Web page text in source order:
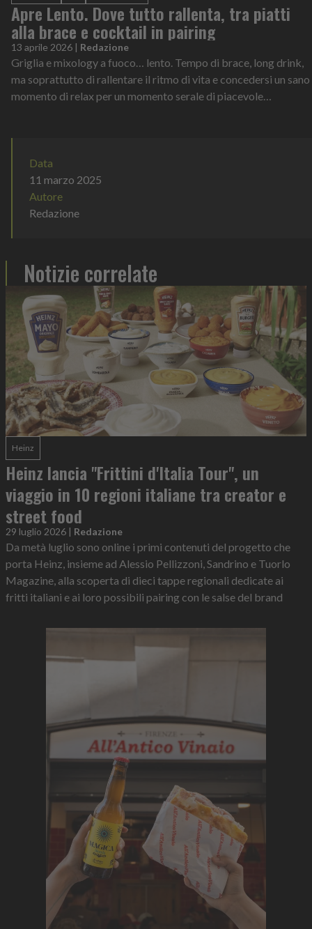
Apre Lento. Dove tutto rallenta, tra piatti
alla brace e cocktail in pairing
13 aprile 2026 | Redazione
Griglia e mixology a fuoco… lento. Tempo di brace, long drink,
ma soprattutto di rallentare il ritmo di vita e concedersi un sano
momento di relax per un momento serale di piacevole
Data
11 marzo 2025
Autore
Redazione
Notizie correlate
Heinz
Heinz lancia "Frittini d'Italia Tour", un
viaggio in 10 regioni italiane tra creator e
street food
29 luglio 2026 | Redazione
Da metà luglio sono online i primi contenuti del progetto che
porta Heinz, insieme ad Alessio Pellizzoni, Sandrino e Tuorlo
Magazine, alla scoperta di dieci tappe regionali dedicate ai
fritti italiani e ai loro possibili pairing con le salse del brand